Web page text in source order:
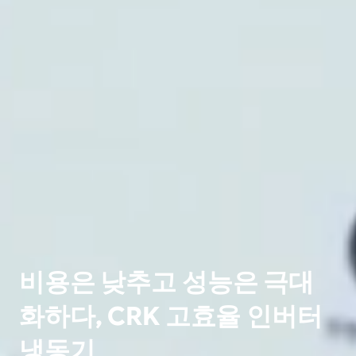
비용은 낮추고 성능은 극대
화하다, CRK 고효율 인버터